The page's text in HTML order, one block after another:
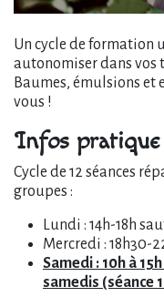
Un cycle de formation
autonomiser dans vos
Baumes, émulsions
vous !
Infos pratique
Cycle de 12 séances
groupes :
Lundi : 14h-18h
Mercredi : 18h30-
Samedi : 10h à
samedis (séance